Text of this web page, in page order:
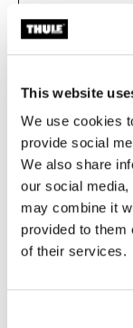
This website
We use cookies
provide social
We also share
our social
may combine it
provided to them
of their services.
Thule
Bauen Sie bei
oder ersetzen
einzigen